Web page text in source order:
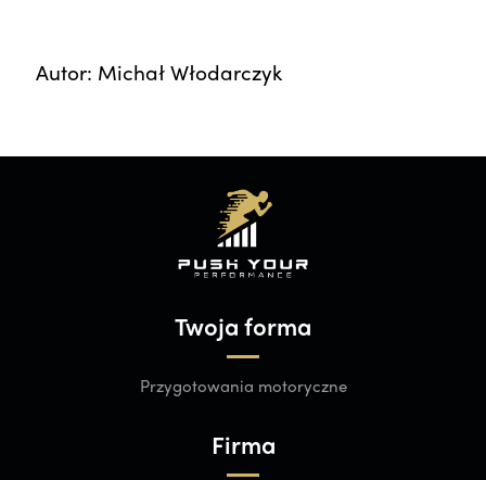
Autor: Michał Włodarczyk
Twoja forma
Przygotowania motoryczne
Firma